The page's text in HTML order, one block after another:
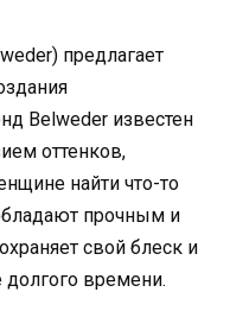
предлагает
Belweder известен
оттенков,
найти что-то
прочным и
свой блеск и
долгого времени.